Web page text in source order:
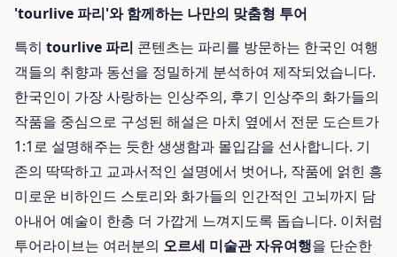
'tourlive 파리'와 함께하는 나만의 맞춤형 투어
특히 tourlive 파리 콘텐츠는 파리를 방문하는 한국인 여행
객들의 취향과 동선을 정밀하게 분석하여 제작되었습니다.
한국인이 가장 사랑하는 인상주의, 후기 인상주의 화가들의
작품을 중심으로 구성된 해설은 마치 옆에서 전문 도슨트가
1:1로 설명해주는 듯한 생생함과 몰입감을 선사합니다. 기
존의 딱딱하고 교과서적인 설명에서 벗어나, 작품에 얽힌 흥
미로운 비하인드 스토리와 화가들의 인간적인 고뇌까지 담
아내어 예술이 한층 더 가깝게 느껴지도록 돕습니다. 이처럼
투어라이브는 여러분의 오르세 미술관 자유여행을 단순한